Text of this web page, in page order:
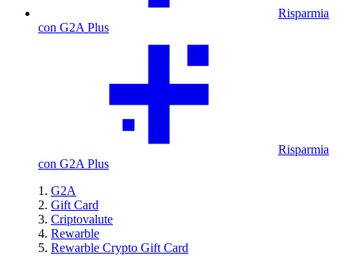
Risparmia
con G2A Plus
Risparmia
con G2A Plus
G2A
Gift Card
Criptovalute
Rewarble
Rewarble Crypto Gift Card